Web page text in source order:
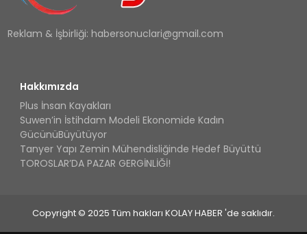
Reklam & İşbirliği: habersonuclari@gmail.com
Hakkımızda
Plus İnsan Kayakları
Suwen’in İstihdam Modeli Ekonomide Kadın
GücünüBüyütüyor
Tanyer Yapı Zemin Mühendisliğinde Hedef Büyüttü
TOROSLAR’DA PAZAR GERGİNLİĞİ!
Copyright © 2025 Tüm hakları KOLAY HABER 'de saklıdır.